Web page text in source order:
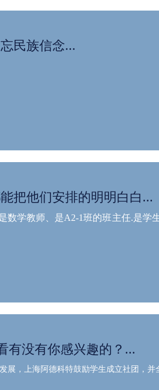
民族信念...
把他们安排的明明白白...
数学教师、是A2-1班的班主任.是学
有没有你感兴趣的？...
展，上海阿德科特鼓励学生成立社团，并